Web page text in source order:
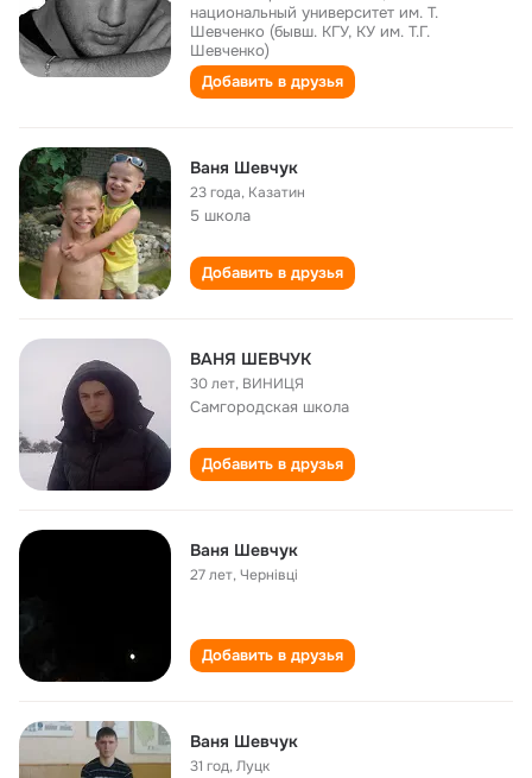
национальный университет им. Т.
Шевченко (бывш. КГУ, КУ им. Т.Г.
Шевченко)
Добавить в друзья
Ваня Шевчук
23 года, Казатин
5 школа
Добавить в друзья
ВАНЯ ШЕВЧУК
30 лет, BИНИЦЯ
Самгородская школа
Добавить в друзья
Ваня Шевчук
27 лет,Чернiвцi
Добавить в друзья
Ваня Шевчук
31 год,Луцк